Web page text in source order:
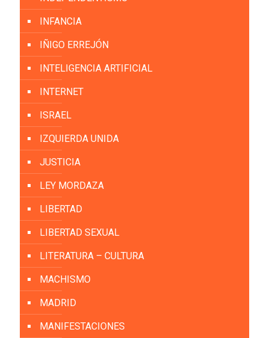
INFANCIA
IÑIGO ERREJÓN
INTELIGENCIA ARTIFICIAL
INTERNET
ISRAEL
IZQUIERDA UNIDA
JUSTICIA
LEY MORDAZA
LIBERTAD
LIBERTAD SEXUAL
LITERATURA – CULTURA
MACHISMO
MADRID
MANIFESTACIONES